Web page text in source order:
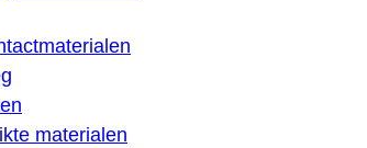
materialen